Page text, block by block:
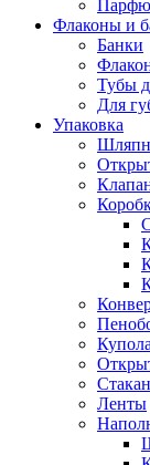
Флаконы и
Банки
Тубы
Для
Упаковка
Ленты